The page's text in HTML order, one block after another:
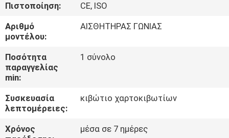
ΓΎΡΟΣ
ΕΡΓΟΣΤΑΣΊΩΝ
ΠΟΙΟΤΙΚΌΣ
Πιστοποίηση:
CE, ISO
Αριθμό
μοντέλου:
ΑΙΣΘΗΤΗΡΑΣ ΓΩΝΙΑΣ
Ποσότητα
παραγγελίας
min:
1 σύνολο
Συσκευασία
λεπτομέρειες:
κιβώτιο χαρτοκιβωτίων
Χρόνος
μέσα σε 7 ημέρες